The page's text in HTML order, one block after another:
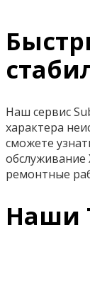
Наш сервис
характера
сможете
ремонтные
Наши